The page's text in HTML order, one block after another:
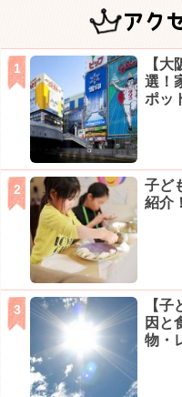
アク
【
選！
ポッ
子ど
紹介
【
因と
物・